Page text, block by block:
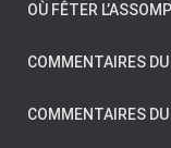
OÙ FÊTER
COMMENTAIRES
COMMENTAIRES